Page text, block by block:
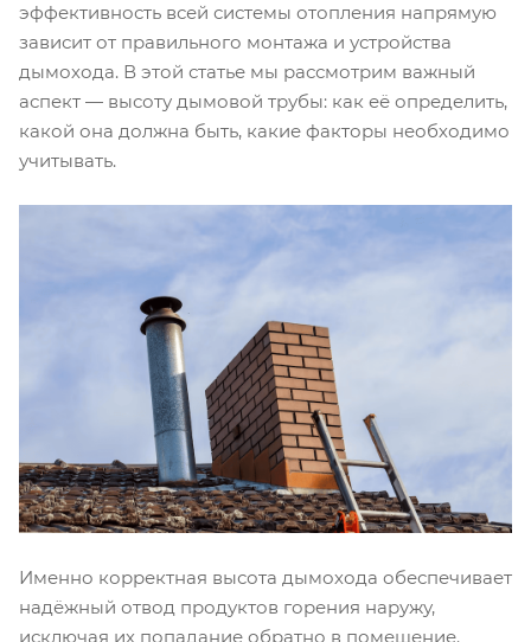
эффективность всей системы отопления напрямую
зависит от правильного монтажа и устройства
дымохода. В этой статье мы рассмотрим важный
аспект — высоту дымовой трубы: как её определить,
какой она должна быть, какие факторы необходимо
учитывать.
Именно корректная высота дымохода обеспечивает
надёжный отвод продуктов горения наружу,
исключая их попадание обратно в помещение.